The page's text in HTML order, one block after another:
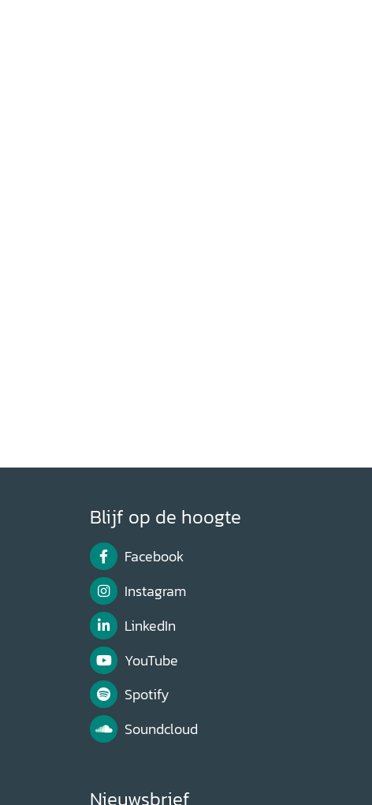
Blijf op de hoogte
Facebook
Instagram
LinkedIn
YouTube
Spotify
Soundcloud
Nieuwsbrief